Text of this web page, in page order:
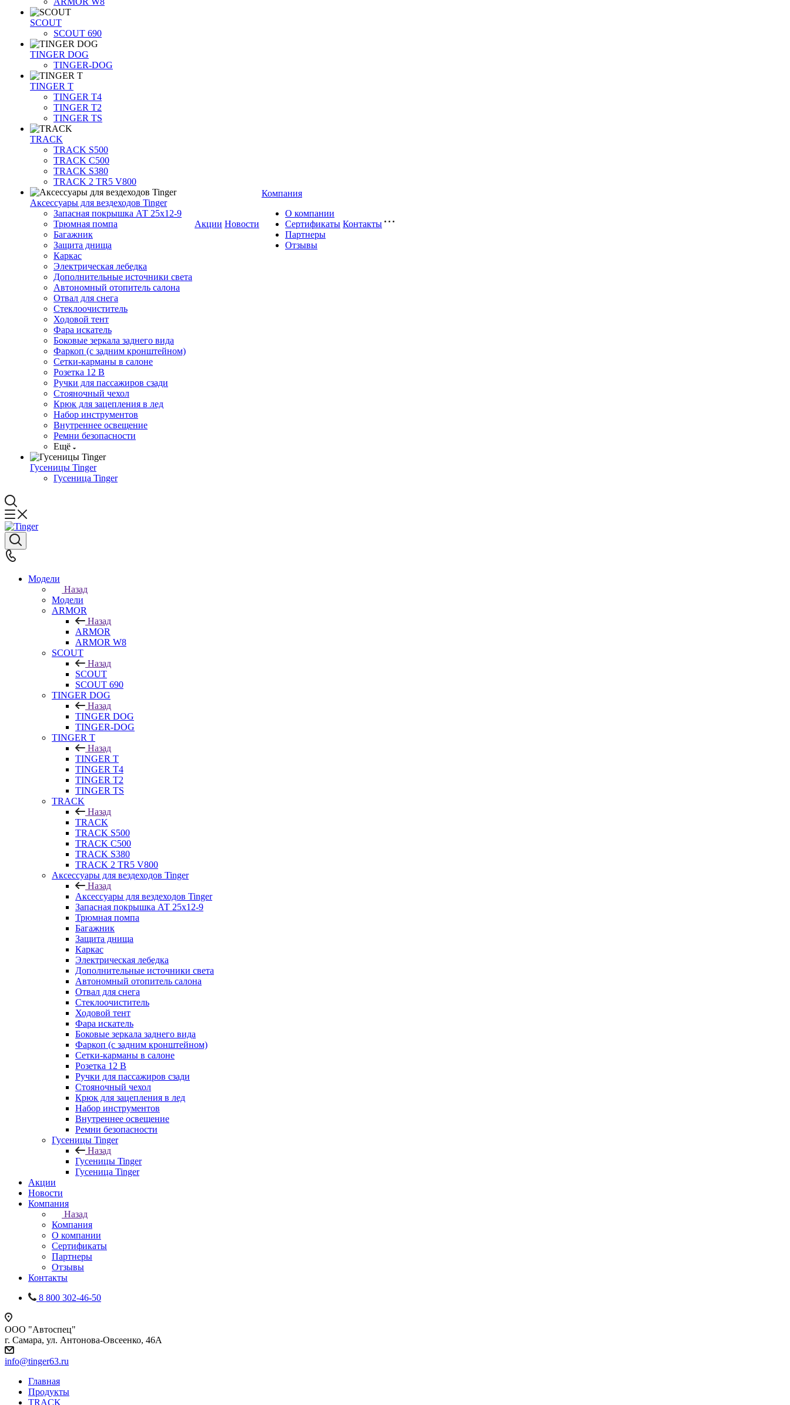
SCOUT
SCOUT 690
TINGER DOG
TINGER-DOG
TINGER T
TINGER T4
TINGER T2
TINGER TS
TRACK
TRACK S500
TRACK C500
TRACK S380
TRACK 2 TR5 V800
Аксессуары для вездеходов Tinger
Запасная покрышка АТ 25х12-9
Трюмная помпа
Багажник
Защита днища
Каркас
Электрическая лебедка
Дополнительные источники света
Автономный отопитель салона
Отвал для снега
Стеклоочиститель
Ходовой тент
Фара искатель
Боковые зеркала заднего вида
Фаркоп (с задним кронштейном)
Сетки-карманы в салоне
Розетка 12 В
Ручки для пассажиров сзади
Стояночный чехол
Крюк для зацепления в лед
Набор инструментов
Внутреннее освещение
Ремни безопасности
Ещё
Гусеницы Tinger
Гусеница Tinger
Акции Новости
Компания
О компании
Сертификаты
Партнеры
Отзывы
Контакты
Модели
Назад
Модели
ARMOR
Назад
ARMOR
ARMOR W8
SCOUT
Назад
SCOUT
SCOUT 690
TINGER DOG
Назад
TINGER DOG
TINGER-DOG
TINGER T
Назад
TINGER T
TINGER T4
TINGER T2
TINGER TS
TRACK
Назад
TRACK
TRACK S500
TRACK C500
TRACK S380
TRACK 2 TR5 V800
Аксессуары для вездеходов Tinger
Назад
Аксессуары для вездеходов Tinger
Запасная покрышка АТ 25х12-9
Трюмная помпа
Багажник
Защита днища
Каркас
Электрическая лебедка
Дополнительные источники света
Автономный отопитель салона
Отвал для снега
Стеклоочиститель
Ходовой тент
Фара искатель
Боковые зеркала заднего вида
Фаркоп (с задним кронштейном)
Сетки-карманы в салоне
Розетка 12 В
Ручки для пассажиров сзади
Стояночный чехол
Крюк для зацепления в лед
Набор инструментов
Внутреннее освещение
Ремни безопасности
Гусеницы Tinger
Назад
Гусеницы Tinger
Гусеница Tinger
Акции
Новости
Компания
Назад
Компания
О компании
Сертификаты
Партнеры
Отзывы
Контакты
8 800 302-46-50
ООО "Автоспец"
г. Самара, ул. Антонова-Овсеенко, 46А
info@tinger63.ru
Главная
Продукты
TRACK